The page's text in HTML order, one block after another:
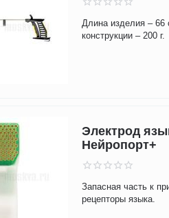
Длина изделия –
конструкции – 200 г.
Электрод
Нейропорт+
Запасная часть к
рецепторы языка.